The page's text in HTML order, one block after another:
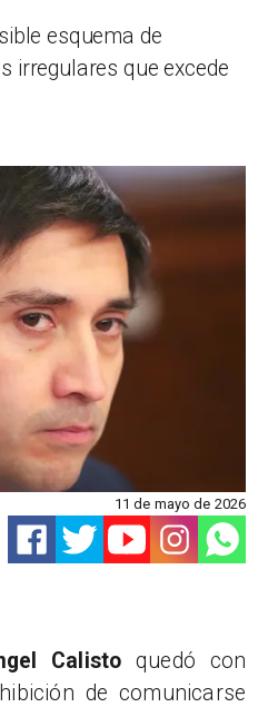
esquema de
irregulares que excede
11 de mayo de 2026
Calisto quedó con
de comunicarse